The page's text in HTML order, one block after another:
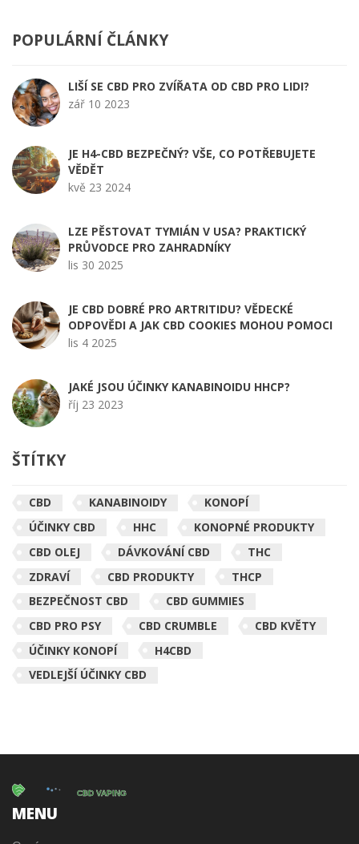
POPULÁRNÍ ČLÁNKY
LIŠÍ SE CBD PRO ZVÍŘATA OD CBD PRO LIDI?
zář 10 2023
JE H4-CBD BEZPEČNÝ? VŠE, CO POTŘEBUJETE
VĚDĚT
kvě 23 2024
LZE PĚSTOVAT TYMIÁN V USA? PRAKTICKÝ
PRŮVODCE PRO ZAHRADNÍKY
lis 30 2025
JE CBD DOBRÉ PRO ARTRITIDU? VĚDECKÉ
ODPOVĚDI A JAK CBD COOKIES MOHOU POMOCI
lis 4 2025
JAKÉ JSOU ÚČINKY KANABINOIDU HHCP?
říj 23 2023
ŠTÍTKY
CBD KANABINOIDY
KONOPÍ
ÚČINKY CBD
HHC
KONOPNÉ PRODUKTY
CBD OLEJ
DÁVKOVÁNÍ CBD
THC
ZDRAVÍ
CBD PRODUKTY
THCP
BEZPEČNOST CBD
CBD GUMMIES
CBD PRO PSY
CBD CRUMBLE
CBD KVĚTY
ÚČINKY KONOPÍ
H4CBD
VEDLEJŠÍ ÚČINKY CBD
MENU